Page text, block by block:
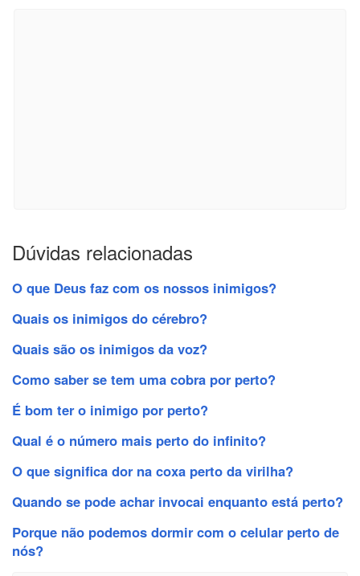
Dúvidas relacionadas
O que Deus faz com os nossos inimigos?
Quais os inimigos do cérebro?
Quais são os inimigos da voz?
Como saber se tem uma cobra por perto?
É bom ter o inimigo por perto?
Qual é o número mais perto do infinito?
O que significa dor na coxa perto da virilha?
Quando se pode achar invocai enquanto está perto?
Porque não podemos dormir com o celular perto de
nós?